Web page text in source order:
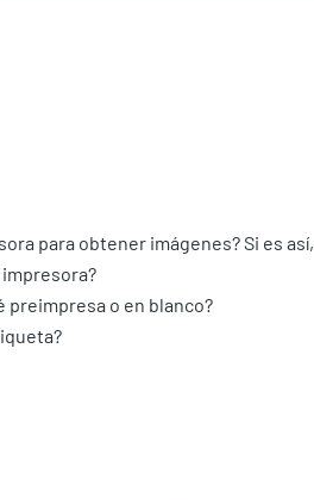
para obtener imágenes? Si es así,
impresora?
preimpresa o en blanco?